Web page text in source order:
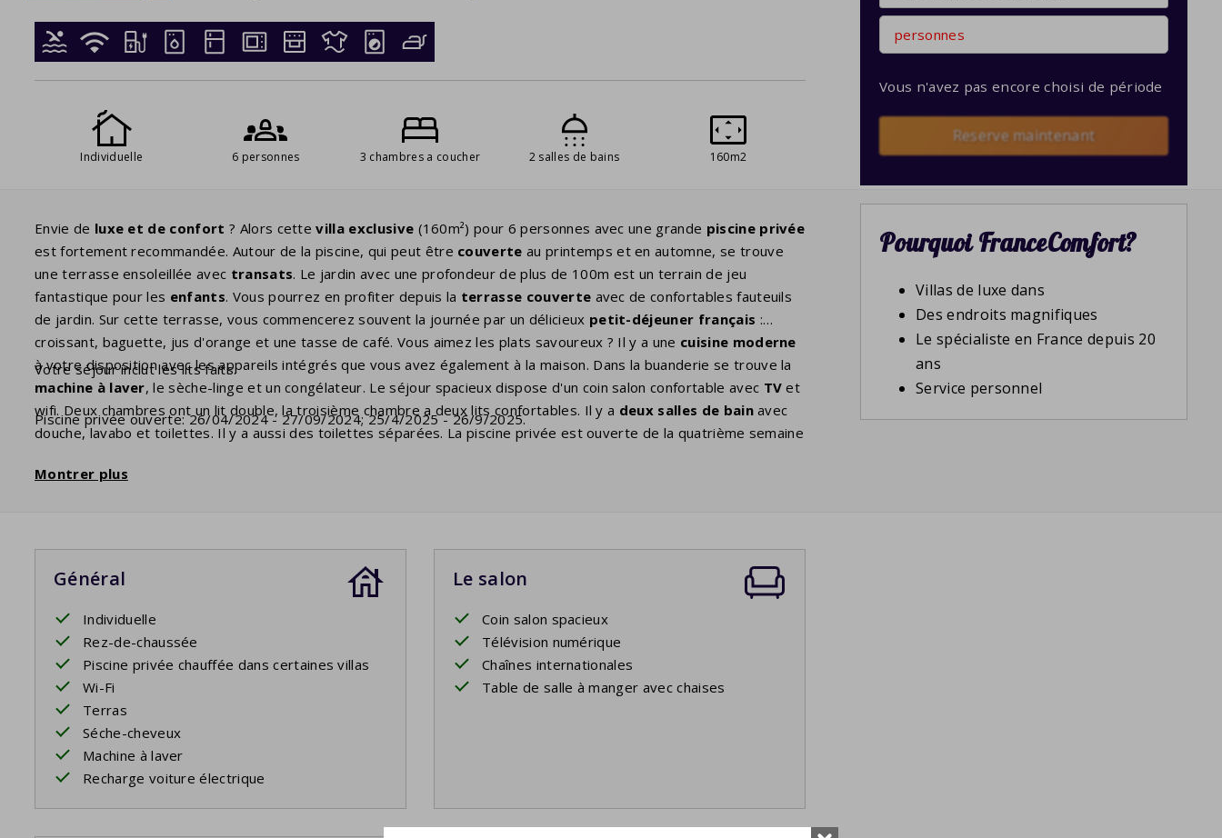
Individuelle 6 personnes 3 chambres a coucher 2 salles de bains 160m2
Envie de luxe et de confort ? Alors cettevilla exclusive (160m²) pour 6 personnes avec une grande piscine privée
est fortement recommandée. Autour de la piscine, qui peut être couverte au printemps et en automne, se trouve
une terrasse ensoleillée avec transats. Le jardin avec une profondeur de plus de 100m est un terrain de jeu
fantastique pour les enfants. Vous pourrez en profiter depuis la terrasse couverte avec de confortables fauteuils
de jardin. Sur cette terrasse, vous commencerez souvent la journée par un délicieux petit-déjeuner français :
croissant, baguette, jus d'orange et une tasse de café. Vous aimez les plats savoureux ? Il y a une cuisine moderne
à votre disposition avec les appareils intégrés que vous avez également à la maison. Dans la buanderie se trouve la
machine à laver, le sèche-linge et un congélateur. Le séjour spacieux dispose d'un coin salon confortable avec TVet
wifi. Deux chambres ont un lit double, la troisième chambre a deux lits confortables. Il y a deux salles de bainavec
douche, lavabo et toilettes. Il y a aussi des toilettes séparées. La piscine privée est ouverte de la quatrième semaine
lors de la réservation. Plusieurs villas disposent d'une
Votre séjour inclut les lits faits.
Piscine privée ouverte: 26/04/2024 - 27/09/2024; 25/4/2025 - 26/9/2025.
Montrer plus
Général
Individuelle
Rez-de-chaussée
Piscine privée chauffée dans certaines villas
Wi-Fi
Terras
Séche-cheveux
Machine à laver
Recharge voiture électrique
Le salon
Coin salon spacieux
Télévision numérique
Chaînes internationales
Table de salle à manger avec chaises
personnes
Vous n'avez pas encore choisi de période
Reserve maintenant
Pourquoi FranceComfort?
Villas de luxe dans
Des endroits magnifiques
Le spécialiste en France depuis 20
ans
Service personnel